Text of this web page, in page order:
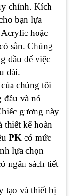
chỉnh. Kích
bạn lựa
hoặc
sẵn. Chúng
đầu để việc
dài.
của chúng tôi
đầu và nó
gương này
thiết kế hoàn
PK có mức
lựa chọn
ngân sách tiết
tạo và thiết bị